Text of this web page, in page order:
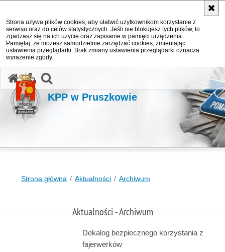
Strona używa plików cookies, aby ułatwić użytkownikom korzystanie z
serwisu oraz do celów statystycznych. Jeśli nie blokujesz tych plików, to
zgadzasz się na ich użycie oraz zapisanie w pamięci urządzenia.
Pamiętaj, że możesz samodzielnie zarządzać cookies, zmieniając
ustawienia przeglądarki. Brak zmiany ustawienia przeglądarki oznacza
wyrażenie zgody.
KPP w Pruszkowie
Strona główna Aktualności Archiwum
Aktualności - Archiwum
Dekalog bezpiecznego korzystania z
fajerwerków